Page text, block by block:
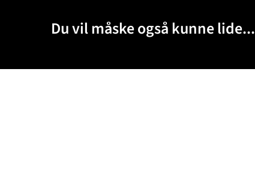
Du vil måske også kunne lide...